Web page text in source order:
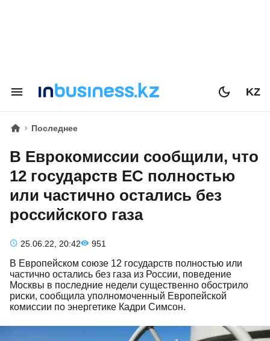
KZ
Последнее
В Еврокомиссии сообщили, что
12 государств ЕС полностью
или частично остались без
российского газа
25.06.22, 20:42 951
В Европейском союзе 12 государств полностью или
частично остались без газа из России, поведение
Москвы в последние недели существенно обострило
риски, сообщила уполномоченный Европейской
комиссии по энергетике Кадри Симсон.